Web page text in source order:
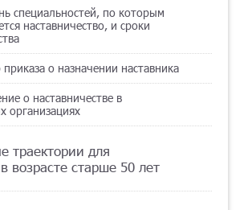
специальностей, по которым
наставничество, и сроки
о назначении наставника
о наставничестве в
организациях
траектории для
возрасте старше 50 лет